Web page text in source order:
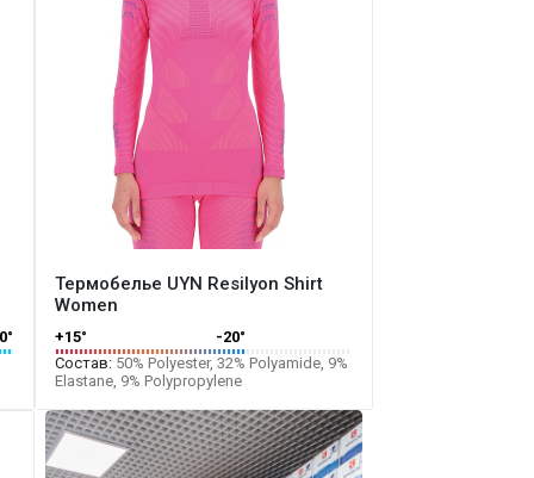
Термобелье UYN Resilyon Shirt
Women
+15°
-20°
Состав:50% Polyester, 32% Polyamide, 9%
Elastane, 9% Polypropylene